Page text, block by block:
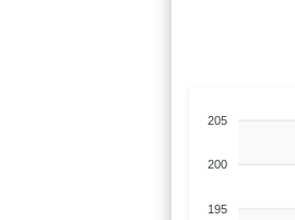
205
200
195